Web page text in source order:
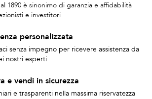
1890 è sinonimo di garanzia e affidabilità
e investitori
personalizzata
senza impegno per ricevere assistenza da
nostri esperti
e vendi in sicurezza
e trasparenti nella massima riservatezza